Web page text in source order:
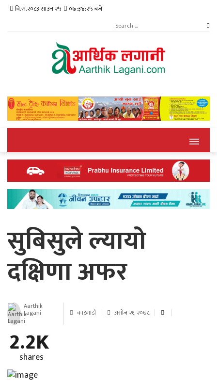
वि.सं.२०८३ साउन २५ ०७:३४:२५ बजे
सुबिसुले ल्यायो
दक्षिणा अफर
Aarthik
Lagani काठमाडौं असोज २१, २०७८
2.2K
shares